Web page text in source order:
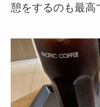
憩をするのも最高